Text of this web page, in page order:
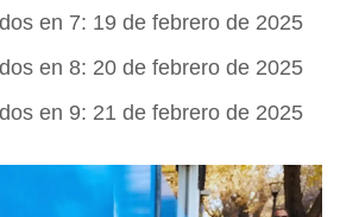
en 7: 19 de febrero de 2025
en 8: 20 de febrero de 2025
en 9: 21 de febrero de 2025